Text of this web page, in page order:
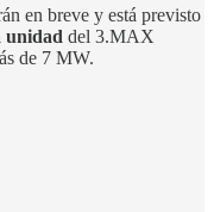
en breve y está previsto
unidad del 3.MAX
de 7 MW.